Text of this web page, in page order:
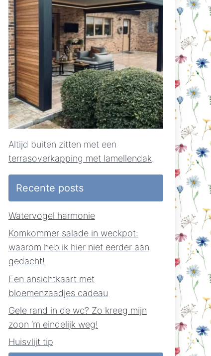
Altijd buiten zitten met een
terrasoverkapping met lamellendak.
Recente posts
Watervogel harmonie
Komkommer salade in weckpot:
waarom heb ik hier niet eerder aan
gedacht!
Een ansichtkaart met
bloemenzaadjes cadeau
Gele rand in de wc? Zo kreeg mijn
zoon ‘m eindelijk weg!
Huisvlijt tip